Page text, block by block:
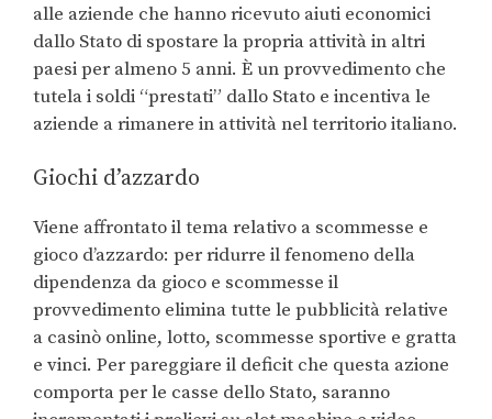
alle aziende che hanno ricevuto aiuti economici
dallo Stato di spostare la propria attività in altri
paesi per almeno 5 anni. È un provvedimento che
tutela i soldi “prestati” dallo Stato e incentiva le
aziende a rimanere in attività nel territorio italiano.
Giochi d’azzardo
Viene affrontato il tema relativo a scommesse e
gioco d’azzardo: per ridurre il fenomeno della
dipendenza da gioco e scommesse il
provvedimento elimina tutte le pubblicità relative
a casinò online, lotto, scommesse sportive e gratta
e vinci. Per pareggiare il deficit che questa azione
comporta per le casse dello Stato, saranno